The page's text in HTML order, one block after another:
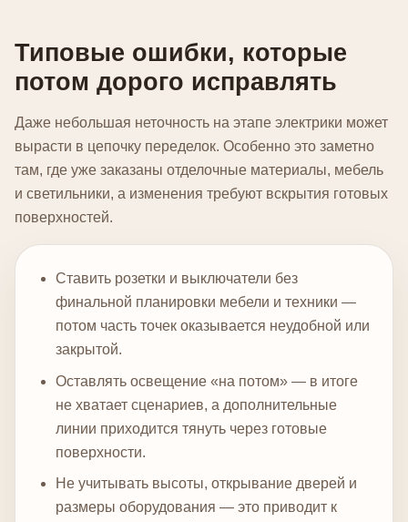
Типовые ошибки, которые
потом дорого исправлять
Даже небольшая неточность на этапе электрики может
вырасти в цепочку переделок. Особенно это заметно
там, где уже заказаны отделочные материалы, мебель
и светильники, а изменения требуют вскрытия готовых
поверхностей.
Ставить розетки и выключатели без
финальной планировки мебели и техники —
потом часть точек оказывается неудобной или
закрытой.
Оставлять освещение «на потом» — в итоге
не хватает сценариев, а дополнительные
линии приходится тянуть через готовые
поверхности.
Не учитывать высоты, открывание дверей и
размеры оборудования — это приводит к